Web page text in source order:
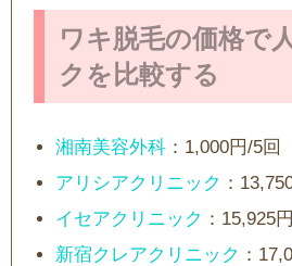
ワキ脱毛の価格で
クを比較する
湘南美容外科 ：1,000円/5回
アリシアクリニック ：
イセアクリニック ：15,925
新宿クレアクリニック ：